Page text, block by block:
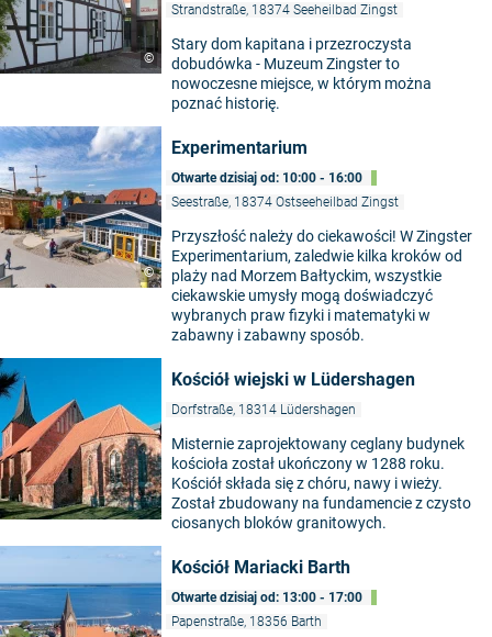
©
Strandstraße, 18374 Seeheilbad Zingst
Stary dom kapitana i przezroczysta
dobudówka - Muzeum Zingster to
nowoczesne miejsce, w którym można
poznać historię.
©
Experimentarium
Otwarte dzisiaj od: 10:00 - 16:00
Seestraße, 18374 Ostseeheilbad Zingst
Przyszłość należy do ciekawości! W Zingster
Experimentarium, zaledwie kilka kroków od
plaży nad Morzem Bałtyckim, wszystkie
ciekawskie umysły mogą doświadczyć
wybranych praw fizyki i matematyki w
zabawny i zabawny sposób.
Kościół wiejski w Lüdershagen
Dorfstraße, 18314 Lüdershagen
Misternie zaprojektowany ceglany budynek
kościoła został ukończony w 1288 roku.
Kościół składa się z chóru, nawy i wieży.
Został zbudowany na fundamencie z czysto
ciosanych bloków granitowych.
Kościół Mariacki Barth
Otwarte dzisiaj od: 13:00 - 17:00
Papenstraße, 18356 Barth